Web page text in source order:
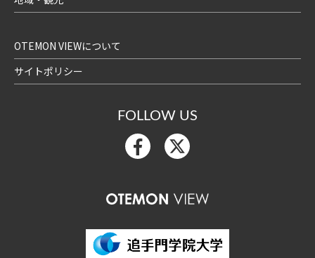
OTEMON VIEWについて
サイトポリシー
FOLLOW US